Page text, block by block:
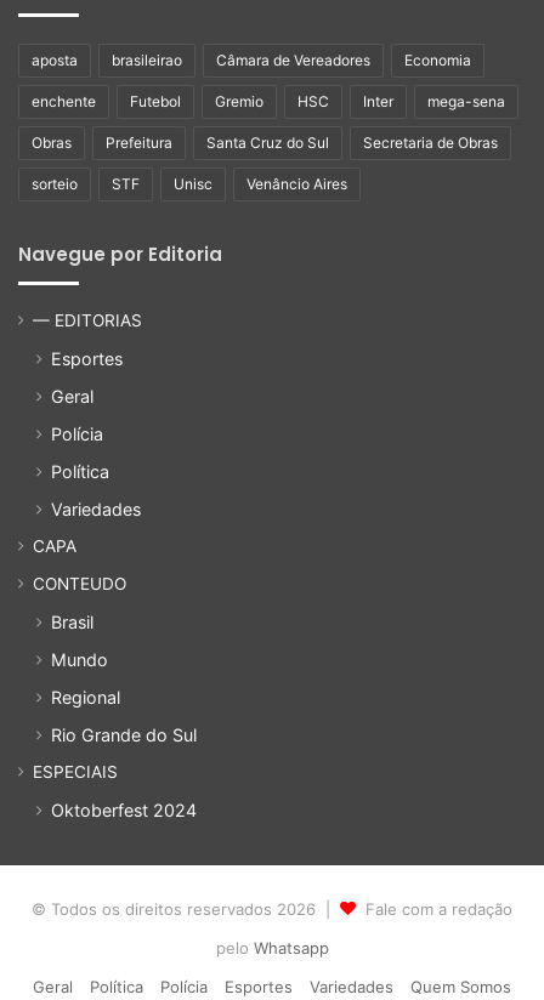
aposta brasileirao Câmara de Vereadores Economia
enchente Futebol Gremio HSC Inter mega-sena
Obras Prefeitura Santa Cruz do Sul Secretaria de Obras
sorteio STF Unisc Venâncio Aires
Navegue por Editoria
— EDITORIAS
Esportes
Geral
Polícia
Política
Variedades
CAPA
CONTEUDO
Brasil
Mundo
Regional
Rio Grande do Sul
ESPECIAIS
Oktoberfest 2024
© Todos os direitos reservados 2026 |
Fale com a redação
pelo Whatsapp
Geral
Política Polícia Esportes Variedades Quem Somos